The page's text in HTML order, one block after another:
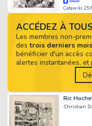
Catawiki 25/
Christian
ACCÉDEZ À
Les membres non-
destrois derniers mois
bénéficier d'un accès
alertes instantanées, et